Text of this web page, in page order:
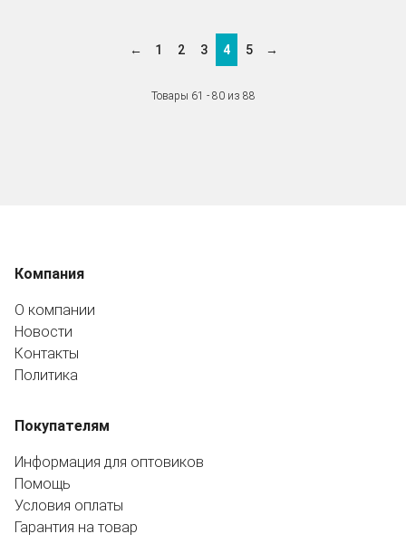
Товары 61 - 80 из 88
← 1 2 3 4 5 →
Компания
О компании
Новости
Контакты
Политика
Покупателям
Информация для оптовиков
Помощь
Условия оплаты
Гарантия на товар